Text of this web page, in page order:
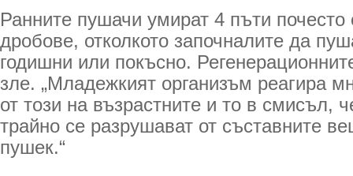
Ранните пушачи умират 4 пъти по­често
дробове, отколкото започналите да
годишни или по­късно.
зле. „Младежкият организъм реагира
от този на възрастните и то в смисъл,
трайно се разрушават от съставните
пушек.“